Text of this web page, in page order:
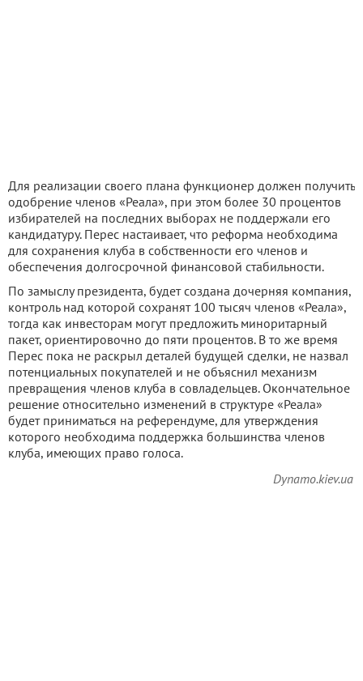
Для реализации своего плана функционер должен получить
одобрение членов «Реала», при этом более 30 процентов
избирателей на последних выборах не поддержали его
кандидатуру. Перес настаивает, что реформа необходима
для сохранения клуба в собственности его членов и
обеспечения долгосрочной финансовой стабильности.
По замыслу президента, будет создана дочерняя компания,
контроль над которой сохранят 100 тысяч членов «Реала»,
тогда как инвесторам могут предложить миноритарный
пакет, ориентировочно до пяти процентов. В то же время
Перес пока не раскрыл деталей будущей сделки, не назвал
потенциальных покупателей и не объяснил механизм
превращения членов клуба в совладельцев. Окончательное
решение относительно изменений в структуре «Реала»
будет приниматься на референдуме, для утверждения
которого необходима поддержка большинства членов
клуба, имеющих право голоса.
Dynamo.kiev.ua